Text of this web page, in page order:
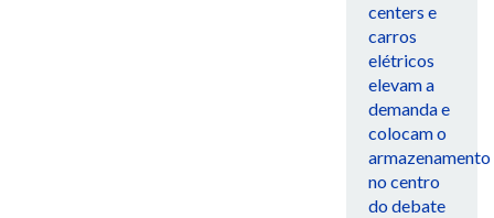
centers e
carros
elétricos
elevam a
demanda e
colocam o
armazenamento
no centro
do debate